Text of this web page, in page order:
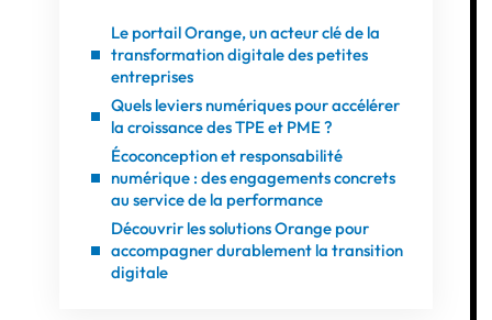
Le portail Orange, un acteur clé de la
transformation digitale des petites
entreprises
Quels leviers numériques pour accélérer
la croissance des TPE et PME ?
Écoconception et responsabilité
numérique : des engagements concrets
au service de la performance
Découvrir les solutions Orange pour
accompagner durablement la transition
digitale